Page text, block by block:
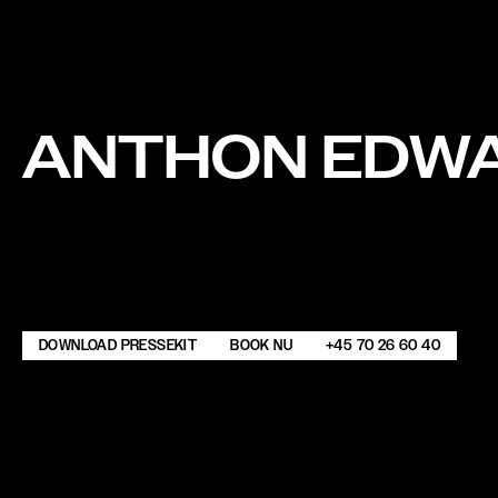
ANTHON
DOWNLOAD PRESSEKIT BOOK NU +45 70 26 60 40